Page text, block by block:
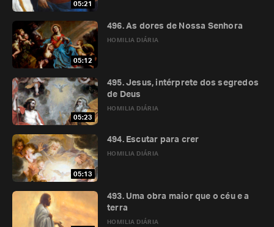
05:21
05:12
HOMILIA DIÁRIA
496. As dores de Nossa Senhora
05:23
HOMILIA DIÁRIA
495. Jesus, intérprete dos segredos
de Deus
05:13
HOMILIA DIÁRIA
494. Escutar para crer
HOMILIA DIÁRIA
493. Uma obra maior que o céu e a
terra